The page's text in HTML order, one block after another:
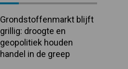
Grondstoffenmarkt blijft
grillig: droogte en
geopolitiek houden
handel in de greep